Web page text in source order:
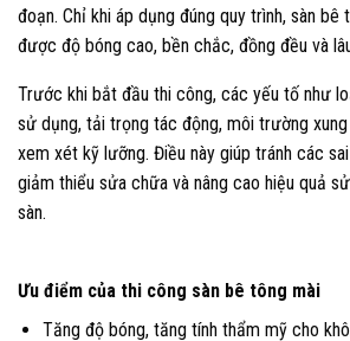
đoạn. Chỉ khi áp dụng đúng quy trình, sàn
được độ bóng cao, bền chắc, đồng đều và
Trước khi bắt đầu thi công, các yếu tố như
sử dụng, tải trọng tác động, môi trường
xem xét kỹ lưỡng. Điều này giúp tránh các
giảm thiểu sửa chữa và nâng cao hiệu quả
sàn.
Ưu điểm của thi công sàn bê tông mài
Tăng độ bóng, tăng tính thẩm mỹ cho